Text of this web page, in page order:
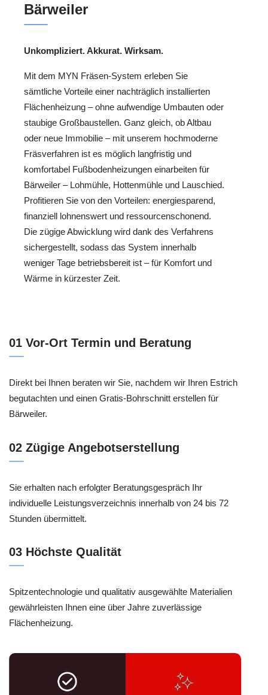
Bärweiler
Unkompliziert. Akkurat. Wirksam.
Mit dem MYN Fräsen-System erleben Sie
sämtliche Vorteile einer nachträglich installierten
Flächenheizung – ohne aufwendige Umbauten oder
staubige Großbaustellen. Ganz gleich, ob Altbau
oder neue Immobilie – mit unserem hochmoderne
Fräsverfahren ist es möglich langfristig und
komfortabel Fußbodenheizungen einarbeiten für
Bärweiler – Lohmühle, Hottenmühle und Lauschied.
Profitieren Sie von den Vorteilen: energiesparend,
finanziell lohnenswert und ressourcenschonend.
Die zügige Abwicklung wird dank des Verfahrens
sichergestellt, sodass das System innerhalb
weniger Tage betriebsbereit ist – für Komfort und
Wärme in kürzester Zeit.
01 Vor-Ort Termin und Beratung
Direkt bei Ihnen beraten wir Sie, nachdem wir Ihren Estrich
begutachten und einen Gratis-Bohrschnitt erstellen für
Bärweiler.
02 Zügige Angebotserstellung
Sie erhalten nach erfolgter Beratungsgespräch Ihr
individuelle Leistungsverzeichnis innerhalb von 24 bis 72
Stunden übermittelt.
03 Höchste Qualität
Spitzentechnologie und qualitativ ausgewählte Materialien
gewährleisten Ihnen eine über Jahre zuverlässige
Flächenheizung.